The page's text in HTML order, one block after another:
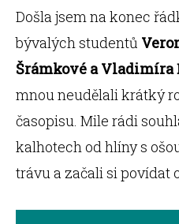
Došla jsem na konec
bývalých studentů
Šrámkové a Vladimíra
mnou neudělali krátký
časopisu. Mile rádi
kalhotech od hlíny s
trávu a začali si povídat